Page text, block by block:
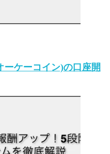
ーケーコイン)の口座開